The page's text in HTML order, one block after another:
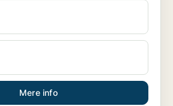
Mere info